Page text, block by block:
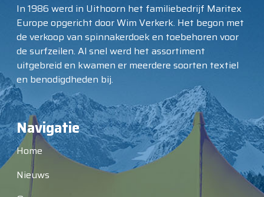
In 1986 werd in Uithoorn het familiebedrijf Maritex
Europe opgericht door Wim Verkerk. Het begon met
de verkoop van spinnakerdoek en toebehoren voor
de surfzeilen. Al snel werd het assortiment
uitgebreid en kwamen er meerdere soorten textiel
en benodigdheden bij.
Navigatie
Home
Nieuws